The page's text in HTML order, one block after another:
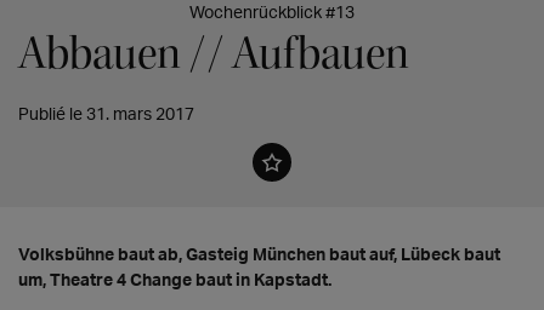
Wochenrückblick #13
Abbauen // Aufbauen
Publié le 31. mars 2017
Volksbühne baut ab, Gasteig München baut auf, Lübeck baut
um, Theatre 4 Change baut in Kapstadt.